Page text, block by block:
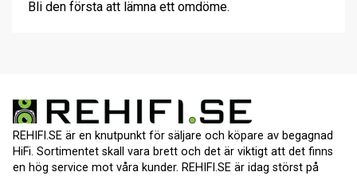
Bli den första att lämna ett omdöme.
REHIFI.SE är en knutpunkt för säljare och köpare av begagnad
HiFi. Sortimentet skall vara brett och det är viktigt att det finns
en hög service mot våra kunder. REHIFI.SE är idag störst på